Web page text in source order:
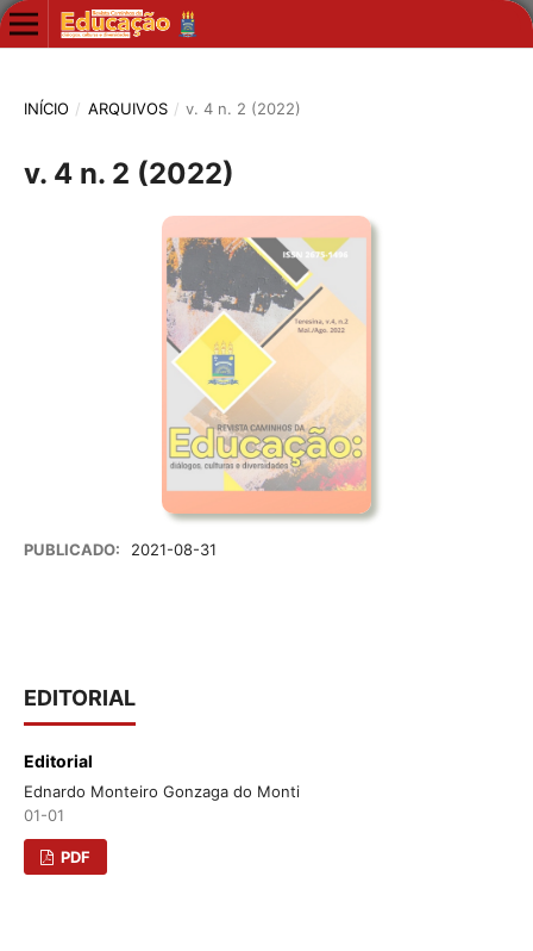
INÍCIO / ARQUIVOS / v. 4 n. 2 (2022)
v. 4 n. 2 (2022)
PUBLICADO: 2021-08-31
EDITORIAL
Editorial
Ednardo Monteiro Gonzaga do Monti
01-01
PDF